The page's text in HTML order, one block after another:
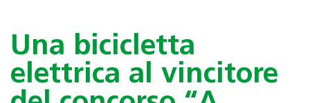
Una bicicletta
elettrica al vincitore